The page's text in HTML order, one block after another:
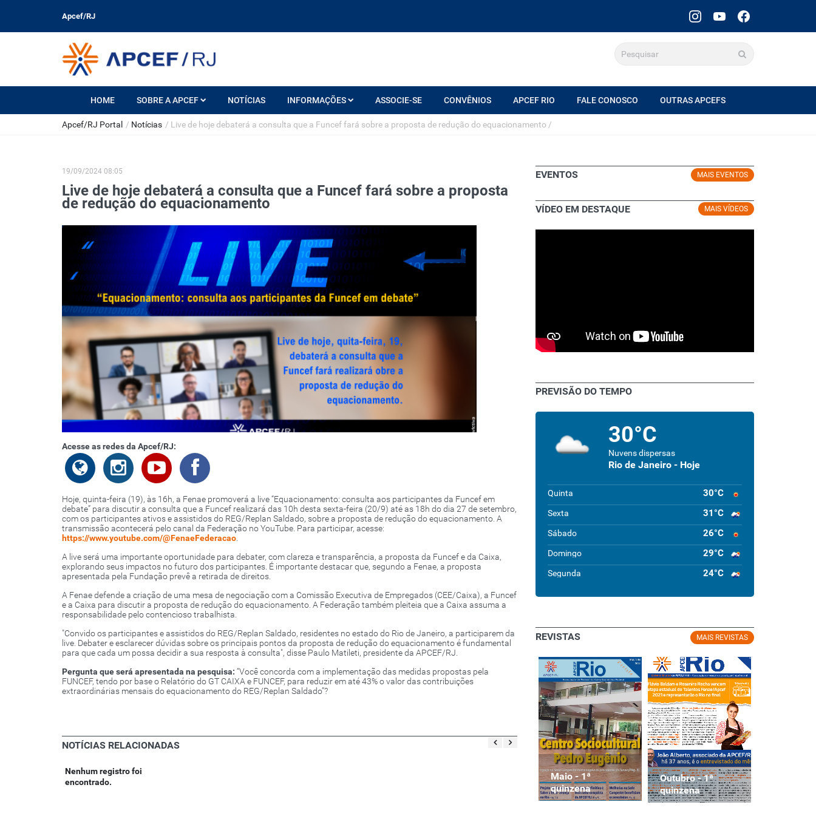
Apcef/RJ
HOME SOBRE A APCEF NOTÍCIAS INFORMAÇÕES ASSOCIE-SE CONVÊNIOS APCEF RIO FALE CONOSCO OUTRAS APCEFS
Apcef/RJ Portal / Notícias / Live de hoje debaterá a consulta que a Funcef fará sobre a proposta de redução do equacionamento /
19/09/2024 08:05
Live de hoje debaterá a consulta que a Funcef fará sobre a proposta
de redução do equacionamento
Acesse as redes da Apcef/RJ:
Hoje, quinta-feira (19), às 16h, a Fenae promoverá a live “Equacionamento: consulta aos participantes da Funcef em
debate” para discutir a consulta que a Funcef realizará das 10h desta sexta-feira (20/9) até as 18h do dia 27 de setembro,
com os participantes ativos e assistidos do REG/Replan Saldado, sobre a proposta de redução do equacionamento. A
transmissão acontecerá pelo canal da Federação no YouTube. Para participar, acesse:
https://www.youtube.com/@FenaeFederacao.
A live será uma importante oportunidade para debater, com clareza e transparência, a proposta da Funcef e da Caixa,
explorando seus impactos no futuro dos participantes. É importante destacar que, segundo a Fenae, a proposta
apresentada pela Fundação prevê a retirada de direitos.
A Fenae defende a criação de uma mesa de negociação com a Comissão Executiva de Empregados (CEE/Caixa), a Funcef
e a Caixa para discutir a proposta de redução do equacionamento. A Federação também pleiteia que a Caixa assuma a
responsabilidade pelo contencioso trabalhista.
"Convido os participantes e assistidos do REG/Replan Saldado, residentes no estado do Rio de Janeiro, a participarem da
live. Debater e esclarecer dúvidas sobre os principais pontos da proposta de redução do equacionamento é fundamental
para que cada um possa decidir a sua resposta à consulta", disse Paulo Matileti, presidente da APCEF/RJ.
Pergunta que será apresentada na pesquisa: “Você concorda com a implementação das medidas propostas pela
FUNCEF, tendo por base o Relatório do GT CAIXA e FUNCEF, para reduzir em até 43% o valor das contribuições
extraordinárias mensais do equacionamento do REG/Replan Saldado”?
NOTÍCIAS RELACIONADAS
Nenhum registro foi
encontrado.
MAIS EVENTOS
EVENTOS
MAIS VÍDEOS
VÍDEO EM DESTAQUE
PREVISÃO DO TEMPO
30°C
Nuvens dispersas
Rio de Janeiro - Hoje
Quinta 30°C
Sexta 31°C
Sábado 26°C
Domingo 29°C
Segunda 24°C
MAIS REVISTAS
REVISTAS
Maio - 1ª
quinzena
Outubro - 1ª
quinzena